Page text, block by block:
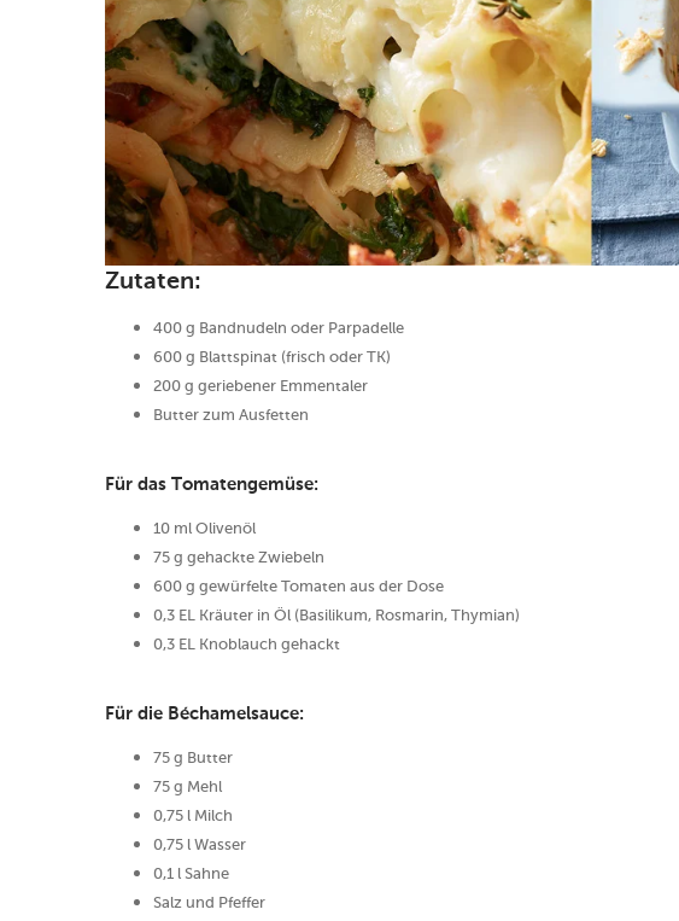
Zutaten:
400 g Bandnudeln oder Parpadelle
600 g Blattspinat (frisch oder TK)
200 g geriebener Emmentaler
Butter zum Ausfetten
Für das Tomatengemüse:
10 ml Olivenöl
75 g gehackte Zwiebeln
600 g gewürfelte Tomaten aus der Dose
0,3 EL Kräuter in Öl (Basilikum, Rosmarin, Thymian)
0,3 EL Knoblauch gehackt
Für die Béchamelsauce:
75 g Butter
75 g Mehl
0,75 l Milch
0,75 l Wasser
0,1 l Sahne
Salz und Pfeffer